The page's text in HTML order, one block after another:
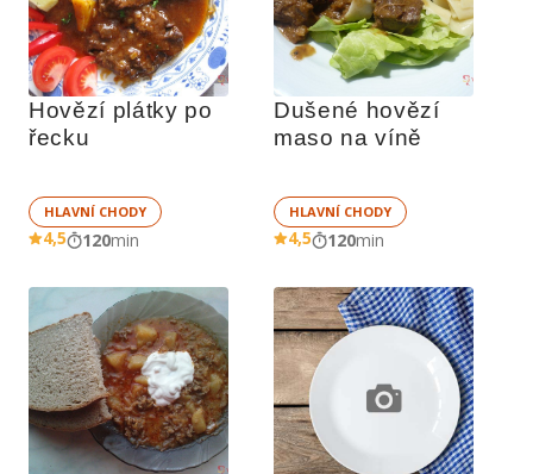
Hovězí plátky po
řecku
HLAVNÍ CHODY
4,5 120min
Dušené hovězí
maso na víně
HLAVNÍ CHODY
4,5 120min